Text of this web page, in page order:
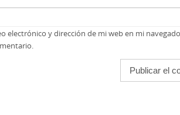
electrónico y dirección de mi web en mi